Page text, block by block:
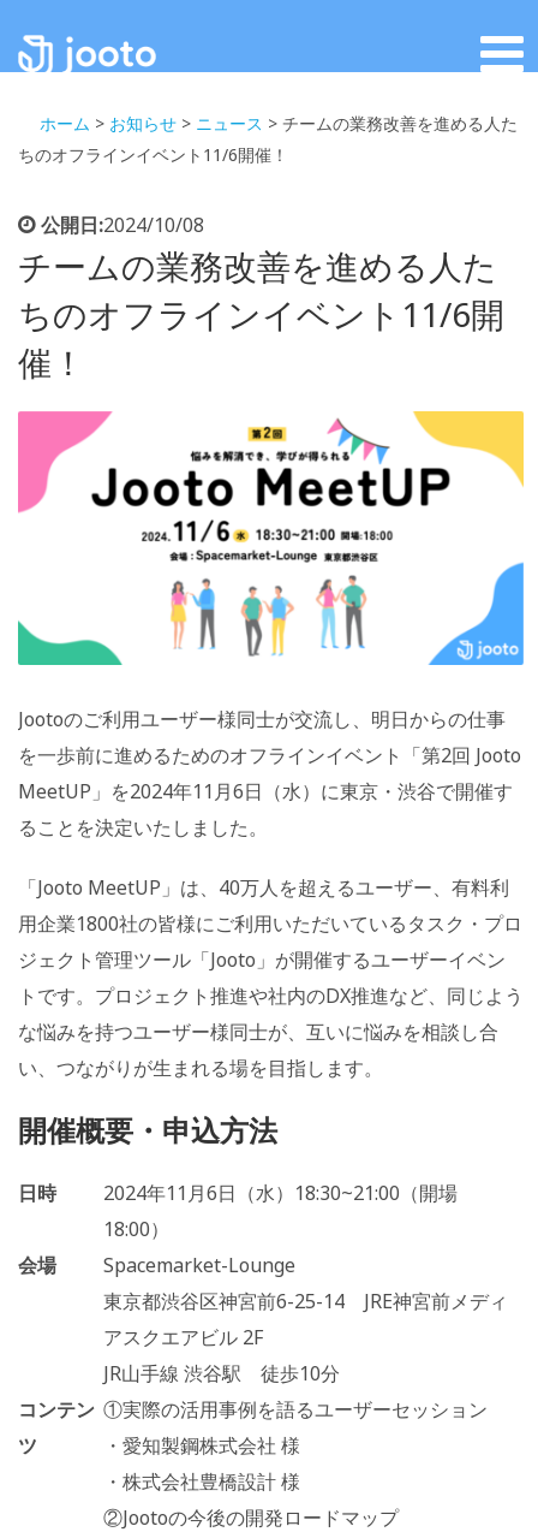
ホーム > お知らせ > ニュース > チームの業務改善を進める人た
ちのオフラインイベント11/6開催！
公開日:2024/10/08
チームの業務改善を進める人た
ちのオフラインイベント11/6開
催！
Jootoのご利用ユーザー様同士が交流し、明日からの仕事
を一歩前に進めるためのオフラインイベント「第2回 Jooto
MeetUP」を2024年11月6日（水）に東京・渋谷で開催す
ることを決定いたしました。
「Jooto MeetUP」は、40万人を超えるユーザー、有料利
用企業1800社の皆様にご利用いただいているタスク・プロ
ジェクト管理ツール「Jooto」が開催するユーザーイベン
トです。プロジェクト推進や社内のDX推進など、同じよう
な悩みを持つユーザー様同士が、互いに悩みを相談し合
い、つながりが生まれる場を目指します。
開催概要・申込方法
日時
2024年11月6日（水）18:30~21:00（開場
18:00）
会場
Spacemarket-Lounge
東京都渋谷区神宮前6-25-14 JRE神宮前メディ
アスクエアビル 2F
JR山手線 渋谷駅 徒歩10分
コンテン
ツ
①実際の活用事例を語るユーザーセッション
・愛知製鋼株式会社 様
・株式会社豊橋設計 様
②Jootoの今後の開発ロードマップ